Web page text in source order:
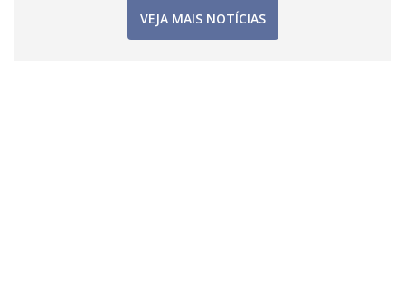
VEJA MAIS NOTÍCIAS